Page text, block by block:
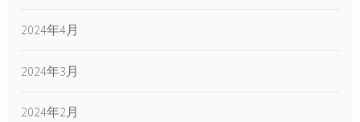
2024年4月
2024年3月
2024年2月